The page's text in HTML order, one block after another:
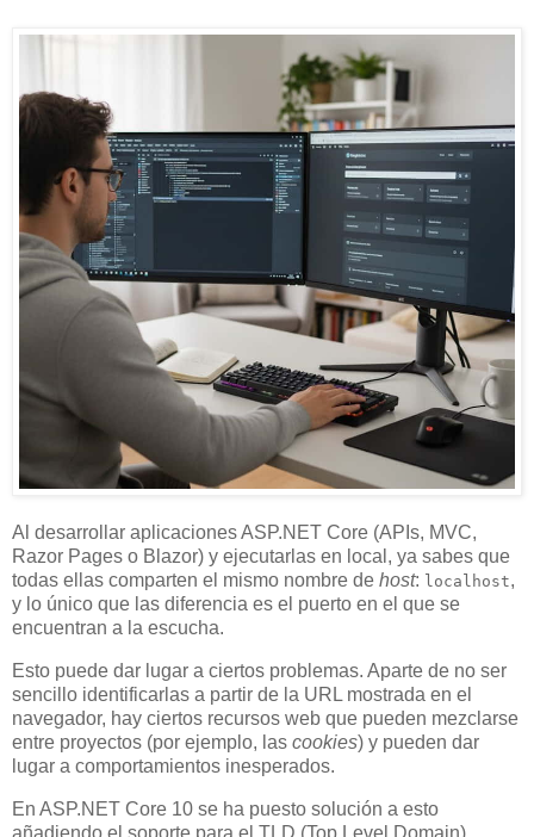
Al desarrollar aplicaciones ASP.NET Core (APIs, MVC,
Razor Pages o Blazor) y ejecutarlas en local, ya sabes que
todas ellas comparten el mismo nombre de host: localhost,
y lo único que las diferencia es el puerto en el que se
encuentran a la escucha.
Esto puede dar lugar a ciertos problemas. Aparte de no ser
sencillo identificarlas a partir de la URL mostrada en el
navegador, hay ciertos recursos web que pueden mezclarse
entre proyectos (por ejemplo, las cookies) y pueden dar
lugar a comportamientos inesperados.
En ASP.NET Core 10 se ha puesto solución a esto
añadiendo el soporte para el TLD (Top Level Domain)